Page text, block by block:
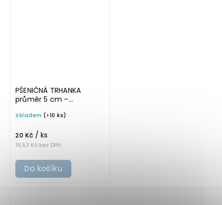
PŠENIČNÁ TRHANKA
průměr 5 cm –
písmu, omyvatelná
potravinové dózy
Skladem (>10 ks)
16,53 Kč bez DPH
20 Kč / ks
Do košíku